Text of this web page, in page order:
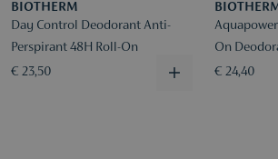
BIOTHERM
Day Control Deodorant Anti-
Perspirant 48H Roll-On
€ 23,50
On
€ 24,40